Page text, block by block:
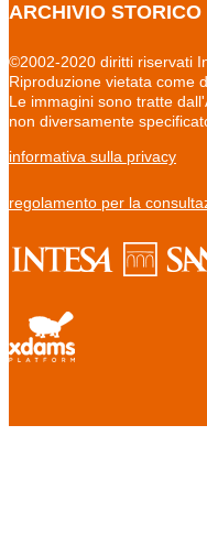
ARCHIVIO
©2002-2020 diritti riservati
Riproduzione vietata come
Le immagini sono tratte
non diversamente
informativa sulla privacy
regolamento per la